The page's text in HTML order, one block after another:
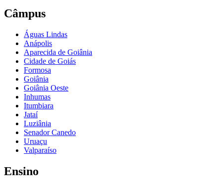
Câmpus
Águas Lindas
Anápolis
Aparecida de Goiânia
Cidade de Goiás
Formosa
Goiânia
Goiânia Oeste
Inhumas
Itumbiara
Jataí
Luziânia
Senador Canedo
Uruaçu
Valparaíso
Ensino